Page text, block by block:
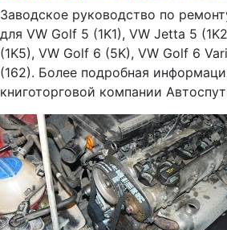
Заводское руководство по
для VW Golf 5 (1K1), VW Jetta 5
(1K5), VW Golf 6 (5K), VW Golf 6
(162). Более подробная
книготорговой компании